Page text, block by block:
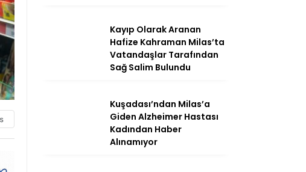
WhatsApp
İhbar Hattı
Facebook
Kayıp Olarak Aranan
Hafize Kahraman Milas’ta
Vatandaşlar Tarafından
Sağ Salim Bulundu
Kuşadası’ndan Milas’a
Giden Alzheimer Hastası
Kadından Haber
Alınamıyor